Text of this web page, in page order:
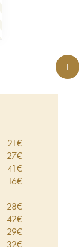
1
21€
27€
41€
16€
28€
42€
29€